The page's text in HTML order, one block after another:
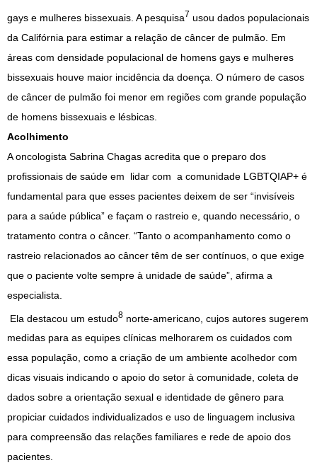
gays e mulheres bissexuais. A pesquisa7 usou dados populacionais
da Califórnia para estimar a relação de câncer de pulmão. Em
áreas com densidade populacional de homens gays e mulheres
bissexuais houve maior incidência da doença. O número de casos
de câncer de pulmão foi menor em regiões com grande população
de homens bissexuais e lésbicas.
Acolhimento
A oncologista Sabrina Chagas acredita que o preparo dos
profissionais de saúde em lidar com a comunidade LGBTQIAP+ é
fundamental para que esses pacientes deixem de ser “invisíveis
para a saúde pública” e façam o rastreio e, quando necessário, o
tratamento contra o câncer. “Tanto o acompanhamento como o
rastreio relacionados ao câncer têm de ser contínuos, o que exige
que o paciente volte sempre à unidade de saúde”, afirma a
especialista.
Ela destacou um estudo8 norte-americano, cujos autores sugerem
medidas para as equipes clínicas melhorarem os cuidados com
essa população, como a criação de um ambiente acolhedor com
dicas visuais indicando o apoio do setor à comunidade, coleta de
dados sobre a orientação sexual e identidade de gênero para
propiciar cuidados individualizados e uso de linguagem inclusiva
para compreensão das relações familiares e rede de apoio dos
pacientes.